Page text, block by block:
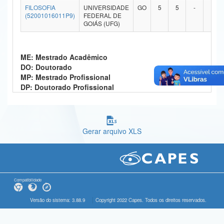
Ministério da Ciência, Tecnologia, Inovações e Comunicações
Ministério do Meio Ambiente
Ministério do Desenvolvimento Regional
Controladoria-Geral da União
Gabinete de Segurança Institucional
Advocacia-Geral da União
FILOSOFIA
(52001016011P9)
UNIVERSIDADE
FEDERAL DE
GOIÁS (UFG)
GO 5 5 -
ME: Mestrado Acadêmico
DO: Doutorado
MP: Mestrado Profissional
DP: Doutorado Profissional
Gerar arquivo XLS
Compatibilidade
Versão do sistema: 3.88.9 Copyright 2022 Capes. Todos os direitos reservados.